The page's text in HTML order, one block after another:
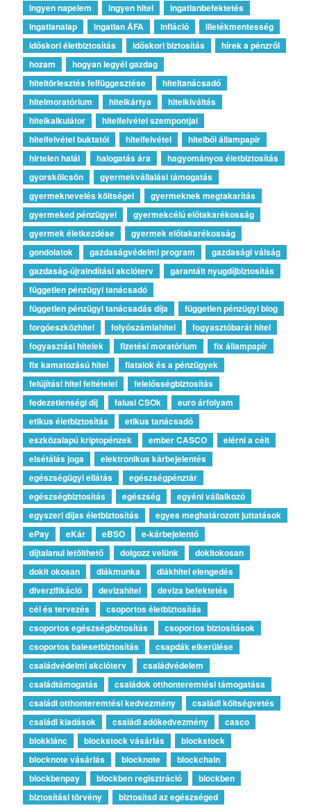
ingyen napelem
ingyen hitel
ingatlanbefektetés
ingatlanalap
ingatlan ÁFA infláció
illetékmentesség
időskori életbiztosítás
időskori biztosítás
hírek a pénzről
hozam
hogyan legyél gazdag
hiteltörlesztés felfüggesztése
hiteltanácsadó
hitelmoratórium
hitelkártya
hitelkiváltás
hitelkalkulátor
hitelfelvétel szempontjai
hitelfelvétel buktatói
hitelfelvétel
hitelből állampapír
hirtelen halál
halogatás ára
hagyományos életbiztosítás
gyorskölcsön
gyermekvállalási támogatás
gyermeknevelés költségei
gyermeknek megtakarítás
gyermeked pénzügyei
gyermekcélú előtakarékosság
gyermek életkezdése
gyermek előtakarékosság
gondolatok
gazdaságvédelmi program
gazdasági válság
gazdaság-újraindítási akcióterv
garantált nyugdíjbiztosítás
független pénzügyi tanácsadó
független pénzügyi tanácsadás díja
független pénzügyi blog
forgóeszközhitel
folyószámlahitel
fogyasztóbarát hitel
fogyasztási hitelek
fizetési moratórium
fix állampapír
fix kamatozású hitel
fiatalok és a pénzügyek
felújítási hitel feltételei
felelősségbiztosítás
fedezetlenségi díj
falusi CSOk
euro árfolyam
etikus életbiztosítás
etikus tanácsadó
eszközalapú kriptopénzek
ember CASCO
elérni a célt
elsétálás joga
elektronikus kárbejelentés
egészségügyi ellátás
egészségpénztár
egészségbiztosítás
egészség
egyéni vállalkozó
egyszeri díjas életbiztosítás
egyes meghatározott juttatások
ePay
eKár eBSO
e-kárbejelentő
díjtalanul letölthető
dolgozz velünk
dokitokosan
dokit okosan
diákmunka
diákhitel elengedés
diverzifikáció
devizahitel
deviza befektetés
cél és tervezés
csoportos életbiztosítás
csoportos egészségbiztosítás
csoportos biztosítások
csoportos balesetbiztosítás
csapdák elkerülése
családvédelmi akcióterv
családvédelem
családtámogatás
családok otthonteremtési támogatása
családi otthonteremtési kedvezmény
családi költségvetés
családi kiadások
családi adókedvezmény
casco
blokklánc
blockstock vásárlás
blockstock
blocknote vásárlás
blocknote
blockchain
blockbenpay
blockben regisztráció
blockben
biztosítási törvény
biztosítsd az egészséged